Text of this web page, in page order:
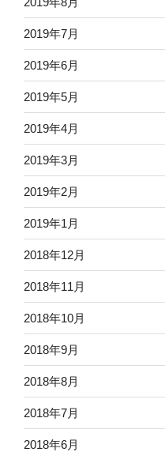
2019年7月
2019年6月
2019年5月
2019年4月
2019年3月
2019年2月
2019年1月
2018年12月
2018年11月
2018年10月
2018年9月
2018年8月
2018年7月
2018年6月